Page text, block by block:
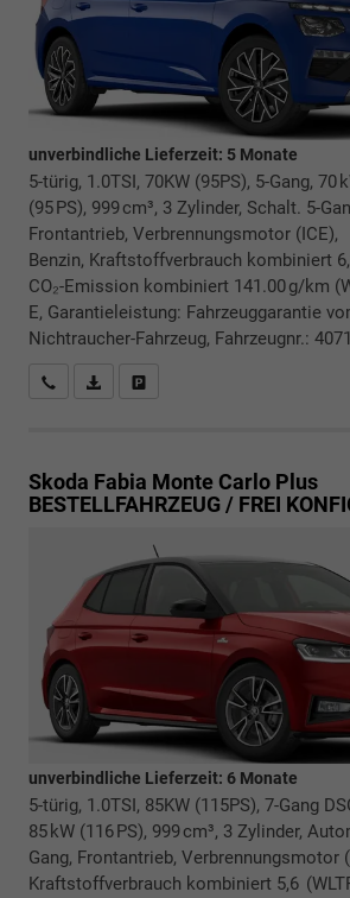
unverbindliche Lieferzeit: 5 Monate
5-türig, 1.0TSI, 70KW (95PS), 5-Gang, 70
(95 PS), 999 cm³, 3 Zylinder, Schalt. 5-
Frontantrieb, Verbrennungsmotor (ICE),
Benzin, Kraftstoffverbrauch kombiniert
CO₂-Emission kombiniert 141.00 g/km
E, Garantieleistung: Fahrzeuggarantie
Nichtraucher-Fahrzeug, Fahrzeugnr.:
Rückrufbitte absenden
PDF-Datei, Fahrzeugexposé drucken
Skoda Fabia Monte Carlo Plus
BESTELLFAHRZEUG / FREI
unverbindliche Lieferzeit: 6 Monate
5-türig, 1.0TSI, 85KW (115PS), 7-Gang
85 kW (116 PS), 999 cm³, 3 Zylinder,
Gang, Frontantrieb, Verbrennungsmotor
Kraftstoffverbrauch kombiniert 5,6